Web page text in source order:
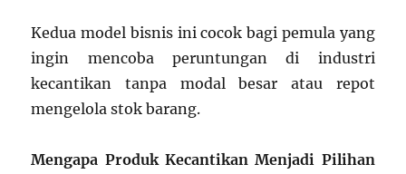
Kedua model bisnis ini cocok bagi pemula yang
ingin mencoba peruntungan di industri
kecantikan tanpa modal besar atau repot
mengelola stok barang.
Mengapa Produk Kecantikan Menjadi Pilihan